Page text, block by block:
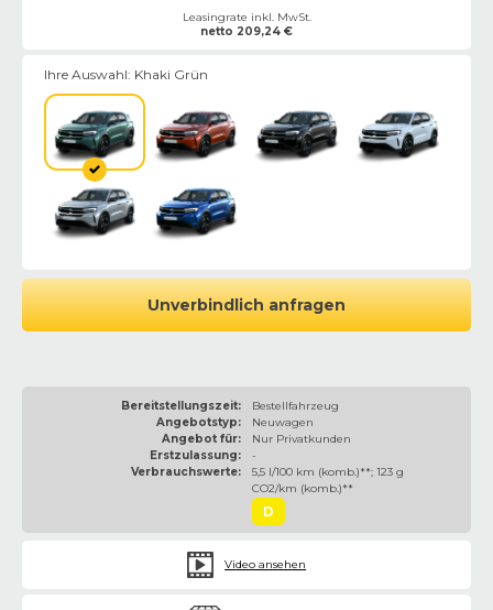
Leasingrate inkl. MwSt.
netto 209,24 €
Ihre Auswahl: Khaki Grün
Unverbindlich anfragen
Bereitstellungszeit:
Bestellfahrzeug
Angebotstyp:
Neuwagen
Angebot für:
Nur Privatkunden
Erstzulassung:
-
Verbrauchswerte:
5,5 l/100 km (komb.)**; 123 g
CO2/km (komb.)**
D
Video ansehen